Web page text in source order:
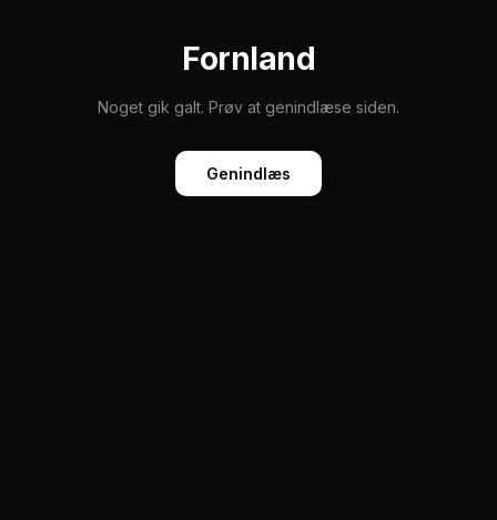
Fornland
Noget gik galt. Prøv at genindlæse siden.
Genindlæs